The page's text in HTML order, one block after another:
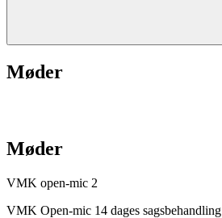
Møder
Møder
VMK open-mic 2
VMK Open-mic 14 dages sagsbehandling